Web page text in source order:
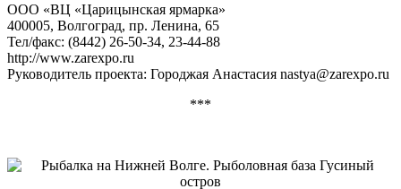
ООО «ВЦ «Царицынская ярмарка»
400005, Волгоград, пр. Ленина, 65
Тел/факс: (8442) 26-50-34, 23-44-88
http://www.zarexpo.ru
Руководитель проекта: Городжая Анастасия nastya@zarexpo.ru
***